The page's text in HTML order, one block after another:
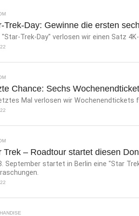
Trek-Day: Gewinne die ersten
"Star-Trek-Day" verlosen wir einen Satz
Chance: Sechs
Mal verlosen wir Wochenendtickets
Trek – Roadtour startet diesen
September startet in Berlin eine "Star